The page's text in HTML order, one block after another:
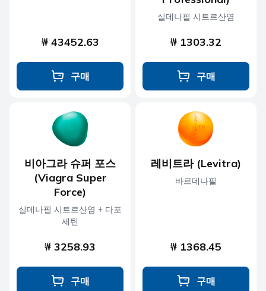
₩ 43452.63
구매
실데나필 시트르산염
₩ 1303.32
구매
비아그라 슈퍼 포스
(Viagra Super
Force)
실데나필 시트르산염 + 다포
세틴
₩ 3258.93
구매
레비트라 (Levitra)
바르데나필
₩ 1368.45
구매